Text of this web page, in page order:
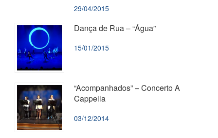
29/04/2015
Dança de Rua – “Água”
15/01/2015
“Acompanhados” – Concerto A
Cappella
03/12/2014